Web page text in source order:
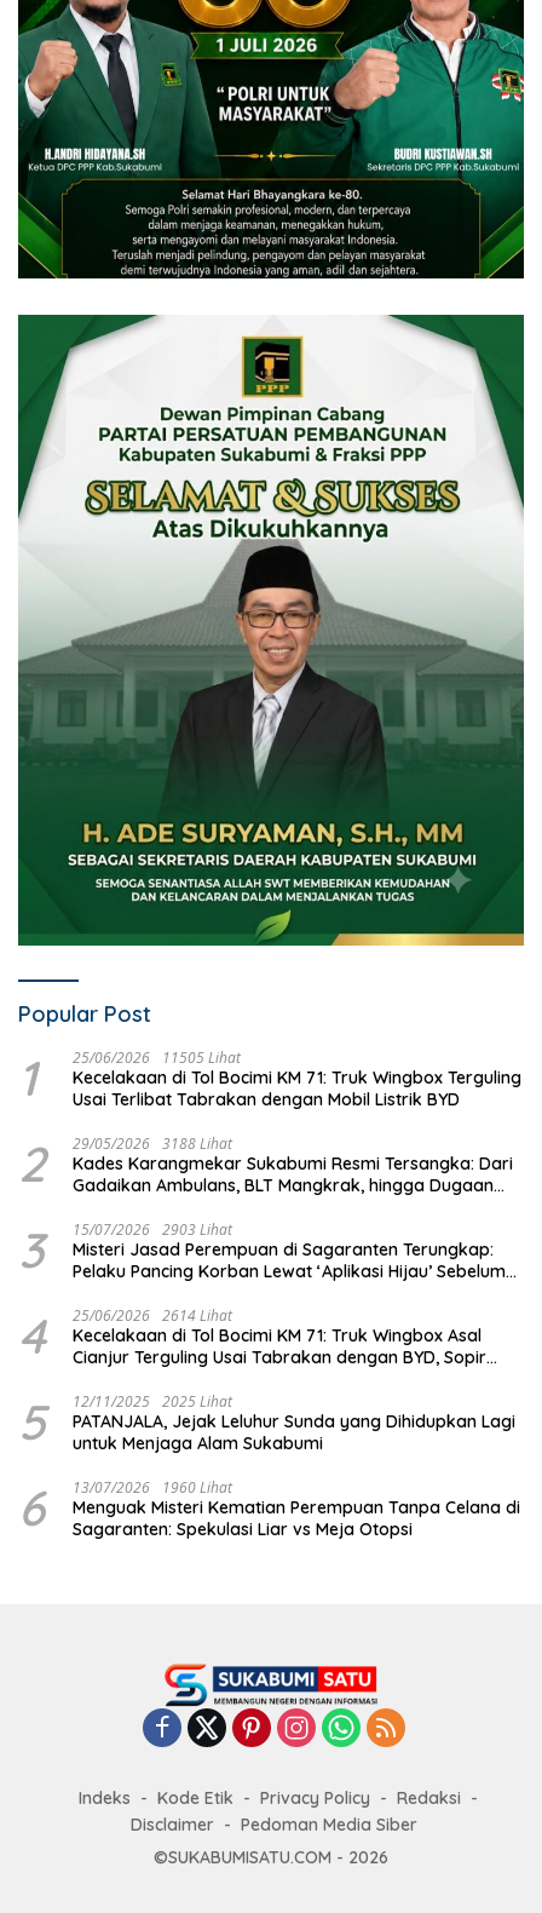
Popular Post
1 25/06/2026 11505 Lihat
Kecelakaan di Tol Bocimi KM 71: Truk Wingbox Terguling
Usai Terlibat Tabrakan dengan Mobil Listrik BYD
2 29/05/2026 3188 Lihat
Kades Karangmekar Sukabumi Resmi Tersangka: Dari
Gadaikan Ambulans, BLT Mangkrak, hingga Dugaan
3 15/07/2026 2903 Lihat
Misteri Jasad Perempuan di Sagaranten Terungkap:
Pelaku Pancing Korban Lewat ‘Aplikasi Hijau’ Sebelum
4 25/06/2026 2614 Lihat
Kecelakaan di Tol Bocimi KM 71: Truk Wingbox Asal
Cianjur Terguling Usai Tabrakan dengan BYD, Sopir
5 12/11/2025 2025 Lihat
PATANJALA, Jejak Leluhur Sunda yang Dihidupkan Lagi
untuk Menjaga Alam Sukabumi
6 13/07/2026 1960 Lihat
Menguak Misteri Kematian Perempuan Tanpa Celana di
Sagaranten: Spekulasi Liar vs Meja Otopsi
Indeks Kode Etik Privacy Policy
Redaksi
Disclaimer
Pedoman Media Siber
©SUKABUMISATU.COM - 2026